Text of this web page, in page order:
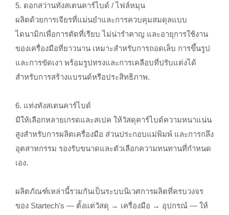
5. ดอกสว่านทังสเตนคาร์ไบด์ / ไฟล์หมุน
ผลิตด้วยการเจียรที่แม่นยำและการควบคุมสมดุลแบบ
ไดนามิกเพื่อการตัดที่เรียบ ไม่น่ารำคาญ และอายุการใช้งาน
ของเครื่องมือที่ยาวนาน เหมาะสำหรับการถอดเล็บ การขึ้นรูป
และการขัดเงา พร้อมรูปทรงและการเคลือบที่ปรับแต่งได้
สำหรับการสร้างแบรนด์หรือประสิทธิภาพ.
6. แท่งทังสเตนคาร์ไบด์
มีให้เลือกหลายเกรดและสเปค ให้วัสดุคาร์ไบด์ความหนาแน่น
สูงสำหรับการผลิตเครื่องมือ ส่วนประกอบแม่พิมพ์ และการกลึง
อุตสาหกรรม รองรับขนาดและตัวเลือกความทนทานที่กำหนด
เอง.
ผลิตภัณฑ์เหล่านี้รวมกันเป็นระบบนิเวศการผลิตที่ครบวงจร
ของ Startech's — ตั้งแต่วัสดุ → เครื่องมือ → อุปกรณ์ — ให้